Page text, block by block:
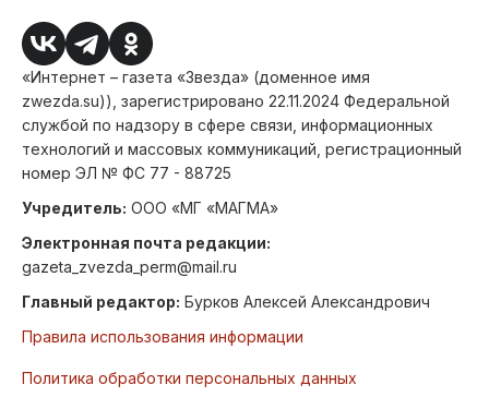
«Интернет – газета «Звезда» (доменное имя
zwezda.su)), зарегистрировано 22.11.2024 Федеральной
службой по надзору в сфере связи, информационных
технологий и массовых коммуникаций, регистрационный
номер ЭЛ № ФС 77 - 88725
Учредитель: ООО «МГ «МАГМА»
Электронная почта редакции:
gazeta_zvezda_perm@mail.ru
Главный редактор: Бурков Алексей Александрович
Правила использования информации
Политика обработки персональных данных